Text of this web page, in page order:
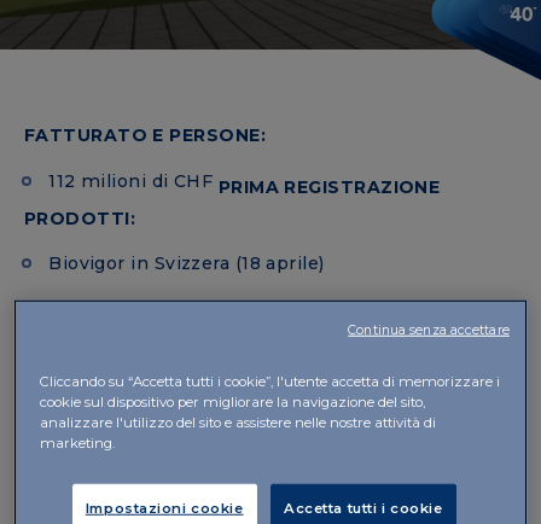
FATTURATO E PERSONE:
112 milioni di CHF PRIMA REGISTRAZIONE
PRODOTTI:
Biovigor in Svizzera (18 aprile)
Sede Legale
Via Pian Scairolo 49
Cliccando su “Accetta tutti i cookie”, l'utente accetta di memorizzare i
cookie sul dispositivo per migliorare la navigazione del sito,
analizzare l'utilizzo del sito e assistere nelle nostre attività di
marketing.
Impostazioni cookie Accetta tutti i cookie
Continua senza accettare